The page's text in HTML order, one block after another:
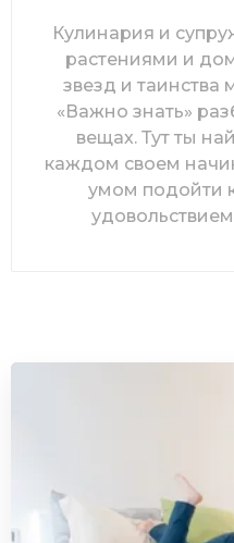
Кулинария и
растениями и
звезд и
«Важно знать»
вещах. Тут ты
каждом своем
умом подойти